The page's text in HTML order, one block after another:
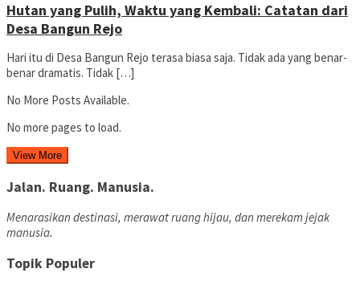
Hutan yang Pulih, Waktu yang Kembali: Catatan dari
Desa Bangun Rejo
Hari itu di Desa Bangun Rejo terasa biasa saja. Tidak ada yang benar-
benar dramatis. Tidak […]
No More Posts Available.
No more pages to load.
View More
Jalan. Ruang. Manusia.
Menarasikan destinasi, merawat ruang hijau, dan merekam jejak
manusia.
Topik Populer